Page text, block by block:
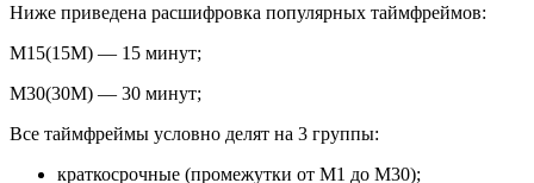
Ниже приведена расшифровка популярных таймфреймов:
М15(15М) — 15 минут;
М30(30М) — 30 минут;
Все таймфреймы условно делят на 3 группы:
краткосрочные (промежутки от M1 до М30);